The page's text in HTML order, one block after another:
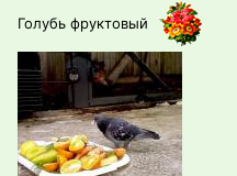
Голубь фруктовый